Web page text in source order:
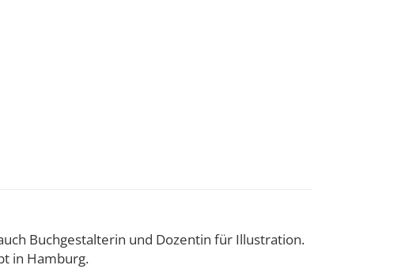
Buchgestalterin und Dozentin für Illustration.
in Hamburg.